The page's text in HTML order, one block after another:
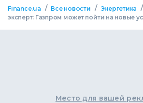
Finance.ua / Все новости / Энергетика /
эксперт: Газпром может пойти на новые
Место для вашей